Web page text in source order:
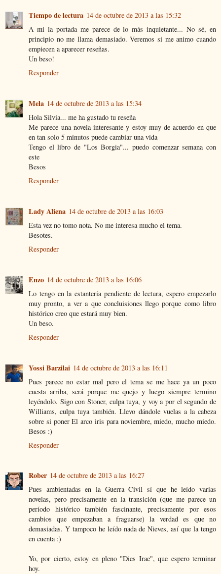
Tiempo de lectura 14 de octubre de 2013 a las 15:32
A mi la portada me parece de lo más inquietante... No sé, en
principio no me llama demasiado. Veremos si me animo cuando
empiecen a aparecer reseñas.
Un beso!
Responder
Mela 14 de octubre de 2013 a las 15:34
Hola Silvia... me ha gustado tu reseña
Me parece una novela interesante y estoy muy de acuerdo en que
en tan solo 5 minutos puede cambiar una vida
Tengo el libro de "Los Borgia"... puedo comenzar semana con
este
Besos
Responder
Lady Aliena 14 de octubre de 2013 a las 16:03
Esta vez no tomo nota. No me interesa mucho el tema.
Besotes.
Responder
Enzo 14 de octubre de 2013 a las 16:06
Lo tengo en la estantería pendiente de lectura, espero empezarlo
muy pronto, a ver a que concluisiones llego porque como libro
histórico creo que estará muy bien.
Un beso.
Responder
Yossi Barzilai 14 de octubre de 2013 a las 16:11
Pues parece no estar mal pero el tema se me hace ya un poco
cuesta arriba, será porque me quejo y luego siempre termino
leyéndolo. Sigo con Stoner, culpa tuya, y voy a por el segundo de
Williams, culpa tuya también. Llevo dándole vuelas a la cabeza
sobre si poner El arco iris para noviembre, miedo, mucho miedo.
Besos :)
Responder
Rober 14 de octubre de 2013 a las 16:27
Pues ambientadas en la Guerra Civil sí que he leído varias
novelas, pero precisamente en la transición (que me parece un
período histórico también fascinante, precisamente por esos
cambios que empezaban a fraguarse) la verdad es que no
demasiadas. Y tampoco he leído nada de Nieves, así que la tengo
en cuenta :)
Yo, por cierto, estoy en pleno "Dies Irae", que espero terminar
hoy.